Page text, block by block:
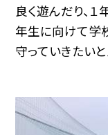
良く遊んだり、１
年生に向けて学
守っていきたいと